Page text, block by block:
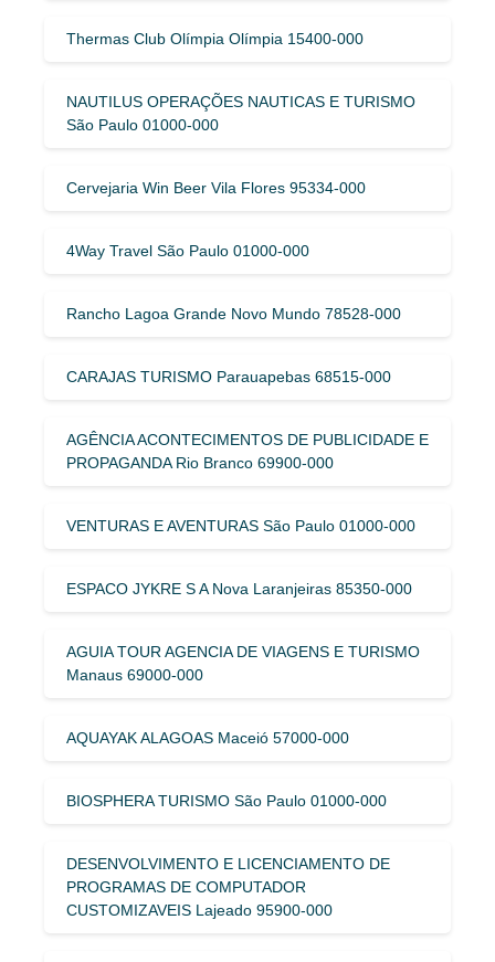
Thermas Club Olímpia Olímpia 15400-000
NAUTILUS OPERAÇÕES NAUTICAS E TURISMO
São Paulo 01000-000
Cervejaria Win Beer Vila Flores 95334-000
4Way Travel São Paulo 01000-000
Rancho Lagoa Grande Novo Mundo 78528-000
CARAJAS TURISMO Parauapebas 68515-000
AGÊNCIA ACONTECIMENTOS DE PUBLICIDADE E
PROPAGANDA Rio Branco 69900-000
VENTURAS E AVENTURAS São Paulo 01000-000
ESPACO JYKRE S A Nova Laranjeiras 85350-000
AGUIA TOUR AGENCIA DE VIAGENS E TURISMO
Manaus 69000-000
AQUAYAK ALAGOAS Maceió 57000-000
BIOSPHERA TURISMO São Paulo 01000-000
DESENVOLVIMENTO E LICENCIAMENTO DE
PROGRAMAS DE COMPUTADOR
CUSTOMIZAVEIS Lajeado 95900-000